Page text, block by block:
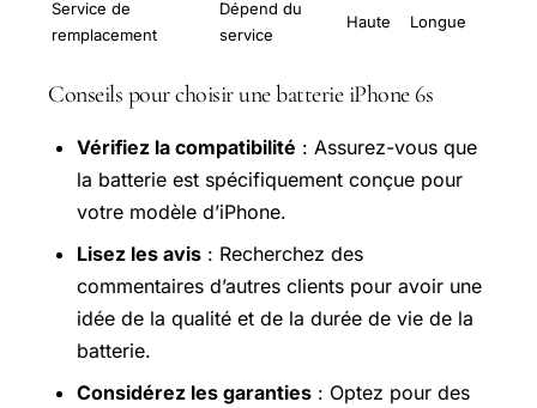
Service de
remplacement
Dépend du
service
Haute Longue
Conseils pour choisir une batterie iPhone 6s
Vérifiez la compatibilité : Assurez-vous que
la batterie est spécifiquement conçue pour
votre modèle d’iPhone.
Lisez les avis : Recherchez des
commentaires d’autres clients pour avoir une
idée de la qualité et de la durée de vie de la
batterie.
Considérez les garanties : Optez pour des